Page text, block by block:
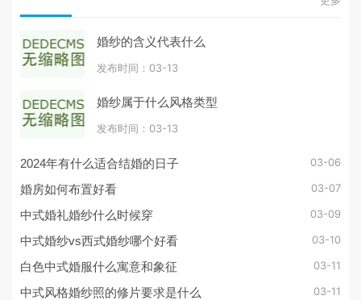
婚纱的含义代表什么
发布时间：03-13
婚纱属于什么风格类型
发布时间：03-13
2024年有什么适合结婚的日子 03-06
婚房如何布置好看 03-07
中式婚礼婚纱什么时候穿 03-09
中式婚纱vs西式婚纱哪个好看 03-10
白色中式婚服什么寓意和象征 03-11
中式风格婚纱照的修片要求是什么 03-11